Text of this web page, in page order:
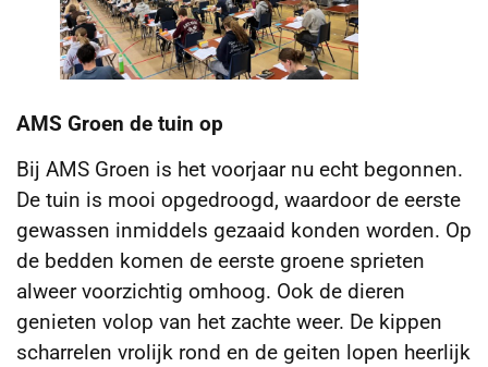
AMS Groen de tuin op
Bij AMS Groen is het voorjaar nu echt begonnen.
De tuin is mooi opgedroogd, waardoor de eerste
gewassen inmiddels gezaaid konden worden. Op
de bedden komen de eerste groene sprieten
alweer voorzichtig omhoog. Ook de dieren
genieten volop van het zachte weer. De kippen
scharrelen vrolijk rond en de geiten lopen heerlijk